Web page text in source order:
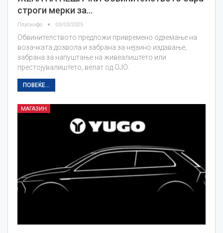
строги мерки за…
Плусинфо 03/03/2025
Обвинителството предложи привремено одземање на
возачката дозвола и забрана за нејзино издавање,
забрана за напуштање на живеалиштето или
престојувалиштето, велат од ОЈО.
ПОВЕЌЕ...
МАГАЗИН